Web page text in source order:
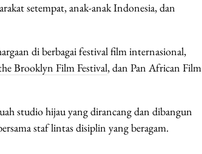
setempat, anak-anak Indonesia, dan
di berbagai festival film internasional,
Brooklyn Film Festival, dan Pan African Film
studio hijau yang dirancang dan dibangun
staf lintas disiplin yang beragam.